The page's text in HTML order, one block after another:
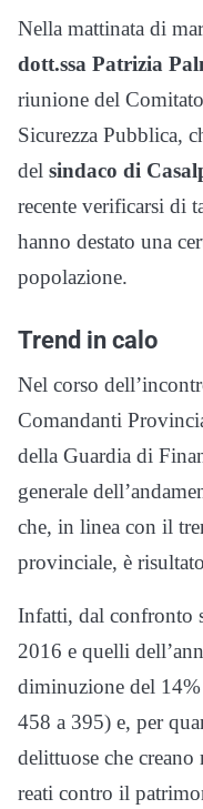
Nella mattinata di
dott.ssa Patrizia
riunione del
Sicurezza Pubblica,
del sindaco di
recente verificarsi di
hanno destato una
popolazione.
Trend in calo
Nel corso
Comandanti
della Guardia di
generale
che, in linea con il
provinciale, è
Infatti, dal confronto
2016 e quelli
diminuzione del
458 a 395) e, per
delittuose che
reati contro il